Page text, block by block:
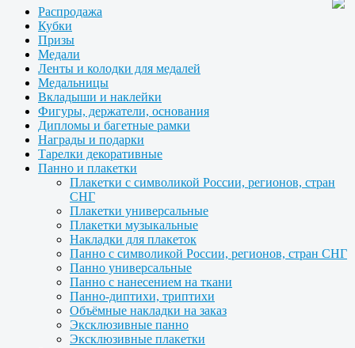
Распродажа
Кубки
Призы
Медали
Ленты и колодки для медалей
Медальницы
Вкладыши и наклейки
Фигуры, держатели, основания
Дипломы и багетные рамки
Награды и подарки
Тарелки декоративные
Панно и плакетки
Плакетки с символикой России, регионов, стран
СНГ
Плакетки универсальные
Плакетки музыкальные
Накладки для плакеток
Панно с символикой России, регионов, стран СНГ
Панно универсальные
Панно с нанесением на ткани
Панно-диптихи, триптихи
Объёмные накладки на заказ
Эксклюзивные панно
Эксклюзивные плакетки